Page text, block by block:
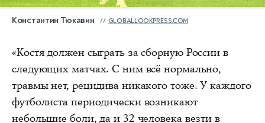
Константин Тюкавин GLOBALLOOKPRESS.COM
«Костя должен сыграть за сборную России в
следующих матчах. С ним всё нормально,
травмы нет, рецидива никакого тоже. У каждого
футболиста периодически возникают
небольшие боли, да и 32 человека везти в